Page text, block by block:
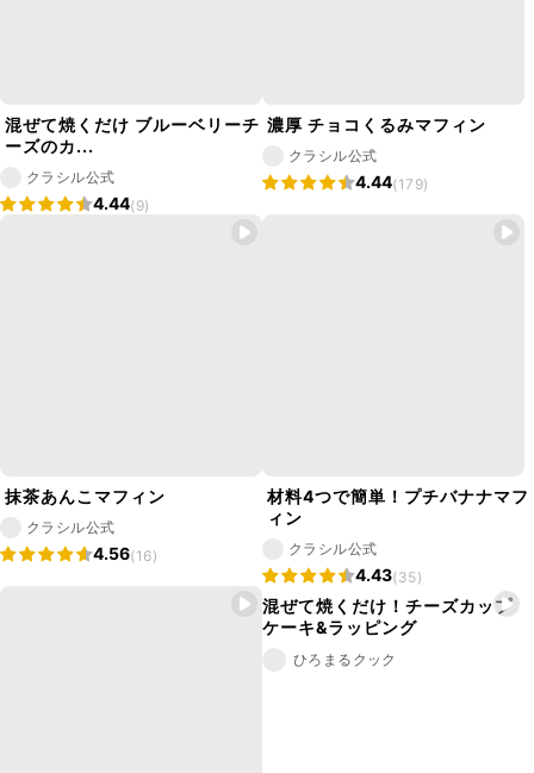
混ぜて焼くだけ ブルーベリーチ
ーズのカ...
クラシル公式
4.44(9)
濃厚 チョコくるみマフィン
クラシル公式
4.44(179)
抹茶あんこマフィン
クラシル公式
4.56(16)
材料4つで簡単！プチバナナマフ
ィン
クラシル公式
4.43(35)
混ぜて焼くだけ！チーズカップ
ケーキ&ラッピング
ひろまるクック